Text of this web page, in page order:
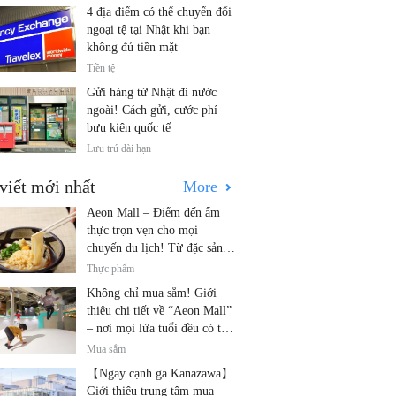
4 địa điểm có thể chuyển đổi
ngoại tệ tại Nhật khi bạn
không đủ tiền mặt
Tiền tệ
Gửi hàng từ Nhật đi nước
ngoài! Cách gửi, cước phí
bưu kiện quốc tế
Lưu trú dài hạn
mới nhất More
Aeon Mall – Điểm đến ẩm
thực trọn vẹn cho mọi
chuyến du lịch! Từ đặc sản
địa phương đến nhà hàng nổi
Thực phẩm
Không chỉ mua sắm! Giới
thiệu chi tiết về “Aeon Mall”
– nơi mọi lứa tuổi đều có thể
vui chơi! Các hoạt động mới
cho gia đình.
Mua sắm
【Ngay cạnh ga Kanazawa】
Giới thiệu trung tâm mua